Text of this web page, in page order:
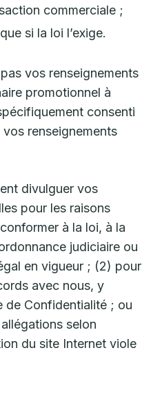
commerciale ;
si la loi l’exige.
vos renseignements
promotionnel à
consenti
renseignements
divulguer vos
pour les raisons
à la loi, à la
judiciaire ou
en vigueur ; (2) pour
avec nous, y
de Confidentialité ; ou
selon
du site Internet viole